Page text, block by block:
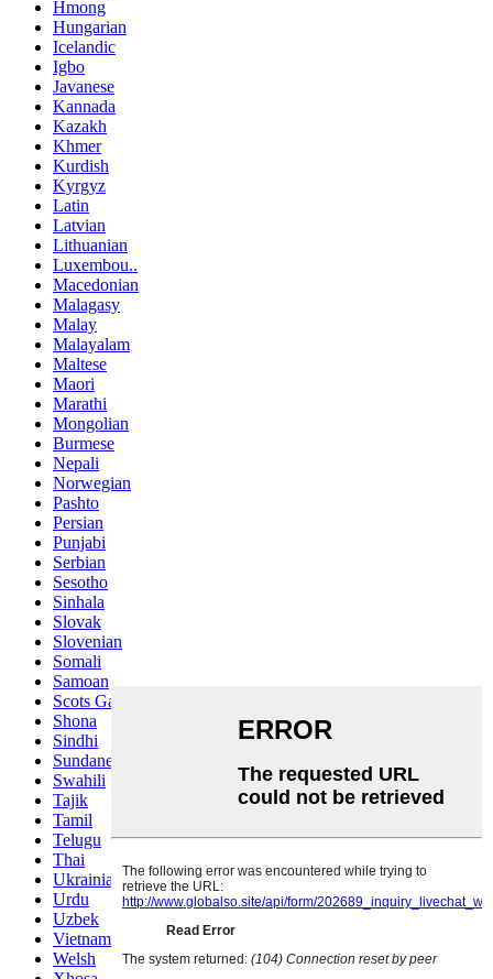
Hmong
Hungarian
Icelandic
Igbo
Javanese
Kannada
Kazakh
Khmer
Kurdish
Kyrgyz
Latin
Latvian
Lithuanian
Luxembou..
Macedonian
Malagasy
Malay
Malayalam
Maltese
Maori
Marathi
Mongolian
Burmese
Nepali
Norwegian
Pashto
Persian
Punjabi
Serbian
Sesotho
Sinhala
Slovak
Slovenian
Somali
Samoan
Scots Gaelic
Shona
Sindhi
Sundanese
Swahili
Tajik
Tamil
Telugu
Thai
Ukrainian
Urdu
Uzbek
Vietnamese
Welsh